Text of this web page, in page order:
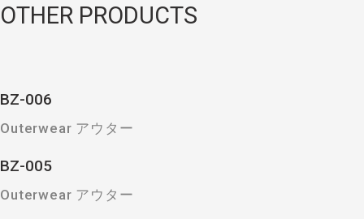
OTHER PRODUCTS
BZ-006
Outerwear アウター
BZ-005
Outerwear アウター